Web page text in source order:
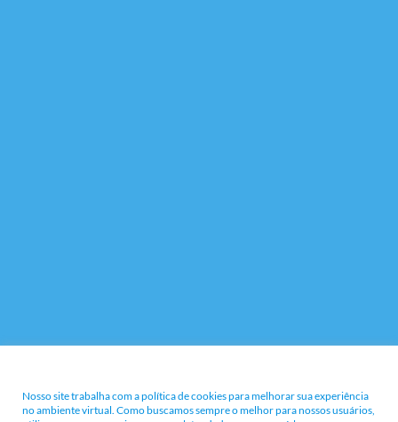
Nosso site trabalha com a política de cookies para melhorar sua experiência
no ambiente virtual. Como buscamos sempre o melhor para nossos usuários,